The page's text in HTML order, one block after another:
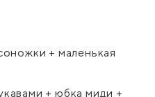
+ маленькая
+ юбка миди +